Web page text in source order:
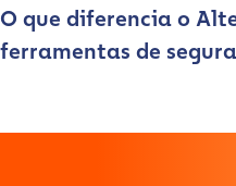
O que diferencia o
ferramentas de
*
First Name